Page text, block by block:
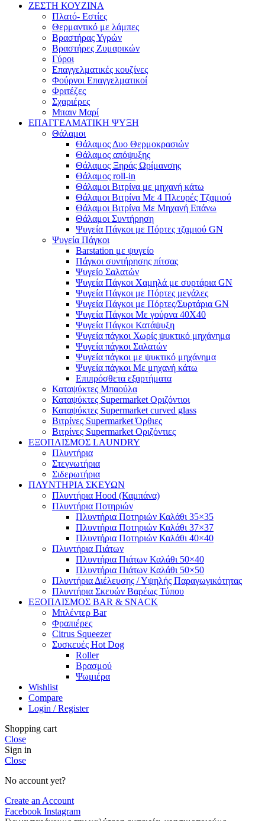
ΖΕΣΤΗ ΚΟΥΖΙΝΑ
Πλατό- Εστίες
Θερμαντικό με λάμπες
Βραστήρας Υγρών
Βραστήρες Ζυμαρικών
Γύροι
Επαγγελματικές κουζίνες
Φούρνοι Επαγγελματικοί
Φριτέζες
Σχαριέρες
Μπαιν Μαρί
ΕΠΑΓΓΕΛΜΑΤΙΚΗ ΨΥΞΗ
Θάλαμοι
Θάλαμος Δυο Θερμοκρασιών
Θάλαμος απόψυξης
Θάλαμος Ξηράς Ωρίμανσης
Θάλαμος roll-in
Θάλαμοι Βιτρίνα με μηχανή κάτω
Θάλαμοι Βιτρίνα Με 4 Πλευρές Τζαμιού
Θάλαμοι Βιτρίνα Με Μηχανή Επάνω
Θάλαμοι Συντήρηση
Ψυγεία Πάγκοι με Πόρτες τζαμιού GN
Ψυγεία Πάγκοι
Barstation με ψυγείο
Πάγκοι συντήρησης πίτσας
Ψυγείο Σαλατών
Ψυγεία Πάγκοι Χαμηλά με συρτάρια GN
Ψυγεία Πάγκοι με Πόρτες μεγάλες
Ψυγεία Πάγκοι με Πόρτες/Συρτάρια GN
Ψυγεία Πάγκοι Με γούρνα 40Χ40
Ψυγεία Πάγκοι Κατάψυξη
Ψυγεία πάγκοι Χωρίς ψυκτικό μηχάνημα
Ψυγεία πάγκοι Σαλατών
Ψυγεία πάγκοι με ψυκτικό μηχάνημα
Ψυγεία πάγκοι Με μηχανή κάτω
Επιπρόσθετα εξαρτήματα
Καταψύκτες Μπαούλα
Καταψύκτες Supermarket Οριζόντιοι
Καταψύκτες Supermarket curved glass
Βιτρίνες Supermarket Όρθιες
Βιτρίνες Supermarket Οριζόντιες
ΕΞΟΠΛΙΣΜΟΣ LAUNDRY
Πλυντήρια
Στεγνωτήρια
Σιδερωτήρια
ΠΛΥΝΤΗΡΙΑ ΣΚΕΥΩΝ
Πλυντήρια Hood (Καμπάνα)
Πλυντήρια Ποτηριών
Πλυντήρια Ποτηριών Καλάθι 35×35
Πλυντήρια Ποτηριών Καλάθι 37×37
Πλυντήρια Ποτηριών Καλάθι 40×40
Πλυντήρια Πιάτων
Πλυντήρια Πιάτων Καλάθι 50×40
Πλυντήρια Πιάτων Καλάθι 50×50
Πλυντήρια Διέλευσης / Υψηλής Παραγωγικότητας
Πλυντήρια Σκευών Βαρέως Τύπου
ΕΞΟΠΛΙΣΜΟΣ BAR & SNACK
Μπλέντερ Bar
Φραπιέρες
Citrus Squeezer
Συσκευές Hot Dog
Roller
Βρασμού
Ψωμιέρα
Wishlist
Compare
Login / Register
Shopping cart
Close
Sign in
Close
No account yet?
Create an Account
Facebook Instagram